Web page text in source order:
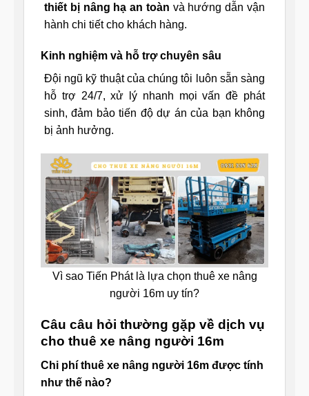
thiết bị nâng hạ an toàn và hướng dẫn vận
hành chi tiết cho khách hàng.
Kinh nghiệm và hỗ trợ chuyên sâu
Đội ngũ kỹ thuật của chúng tôi luôn sẵn sàng
hỗ trợ 24/7, xử lý nhanh mọi vấn đề phát
sinh, đảm bảo tiến độ dự án của bạn không
bị ảnh hưởng.
Vì sao Tiến Phát là lựa chọn thuê xe nâng
người 16m uy tín?
Câu câu hỏi thường gặp về dịch vụ
cho thuê xe nâng người 16m
Chi phí thuê xe nâng người 16m được tính
như thế nào?